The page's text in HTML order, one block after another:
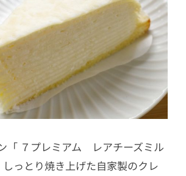
「 ７プレミアム レアチーズミル
っとり焼き上げた自家製のクレ